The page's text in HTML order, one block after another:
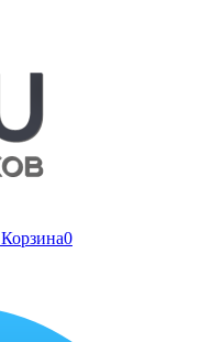
Корзина0